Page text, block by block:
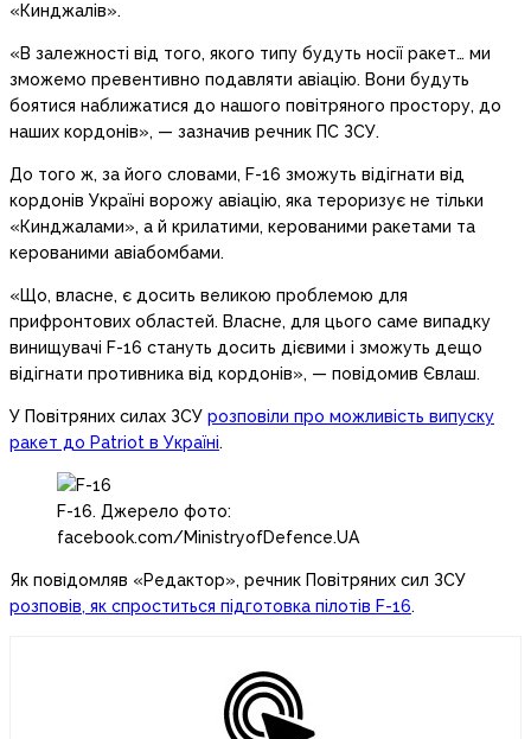
«Кинджалів».
«В залежності від того, якого типу будуть носії ракет… ми
зможемо превентивно подавляти авіацію. Вони будуть
боятися наближатися до нашого повітряного простору, до
наших кордонів», — зазначив речник ПС ЗСУ.
До того ж, за його словами, F-16 зможуть відігнати від
кордонів Україні ворожу авіацію, яка тероризує не тільки
«Кинджалами», а й крилатими, керованими ракетами та
керованими авіабомбами.
«Що, власне, є досить великою проблемою для
прифронтових областей. Власне, для цього саме випадку
винищувачі F-16 стануть досить дієвими і зможуть дещо
відігнати противника від кордонів», — повідомив Євлаш.
У Повітряних силах ЗСУ розповіли про можливість випуску
ракет до Patriot в Україні.
F-16. Джерело фото:
facebook.com/MinistryofDefence.UA
Як повідомляв «Редактор», речник Повітряних сил ЗСУ
розповів, як спроститься підготовка пілотів F-16.